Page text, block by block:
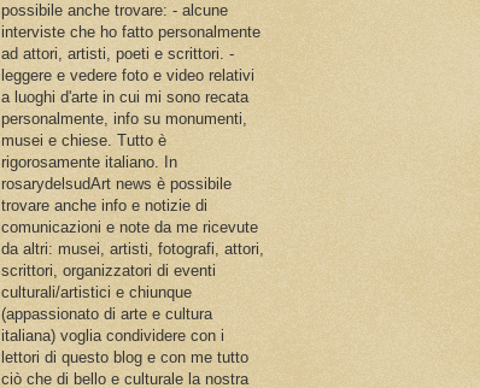
possibile anche trovare: - alcune
interviste che ho fatto personalmente
ad attori, artisti, poeti e scrittori. -
leggere e vedere foto e video relativi
a luoghi d'arte in cui mi sono recata
personalmente, info su monumenti,
musei e chiese. Tutto è
rigorosamente italiano. In
rosarydelsudArt news è possibile
trovare anche info e notizie di
comunicazioni e note da me ricevute
da altri: musei, artisti, fotografi, attori,
scrittori, organizzatori di eventi
culturali/artistici e chiunque
(appassionato di arte e cultura
italiana) voglia condividere con i
lettori di questo blog e con me tutto
ciò che di bello e culturale la nostra